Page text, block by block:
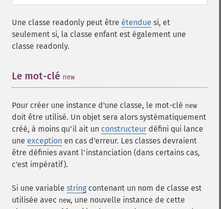
Une classe readonly peut être étendue si, et
seulement si, la classe enfant est également une
classe readonly.
Le mot-clé new
Pour créer une instance d'une classe, le mot-clé new
doit être utilisé. Un objet sera alors systématiquement
créé, à moins qu'il ait un constructeur défini qui lance
une exception en cas d'erreur. Les classes devraient
être définies avant l'instanciation (dans certains cas,
c'est impératif).
Si une variable string contenant un nom de classe est
utilisée avec new, une nouvelle instance de cette